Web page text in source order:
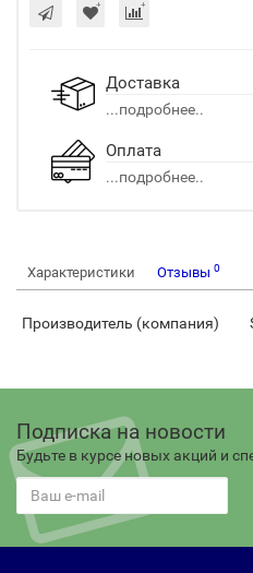
Доставка
...подробнее..
Оплата
...подробнее..
Характеристики Отзывы 0
Производитель (компания)
Подписка на новости
Будьте в курсе новых акций и